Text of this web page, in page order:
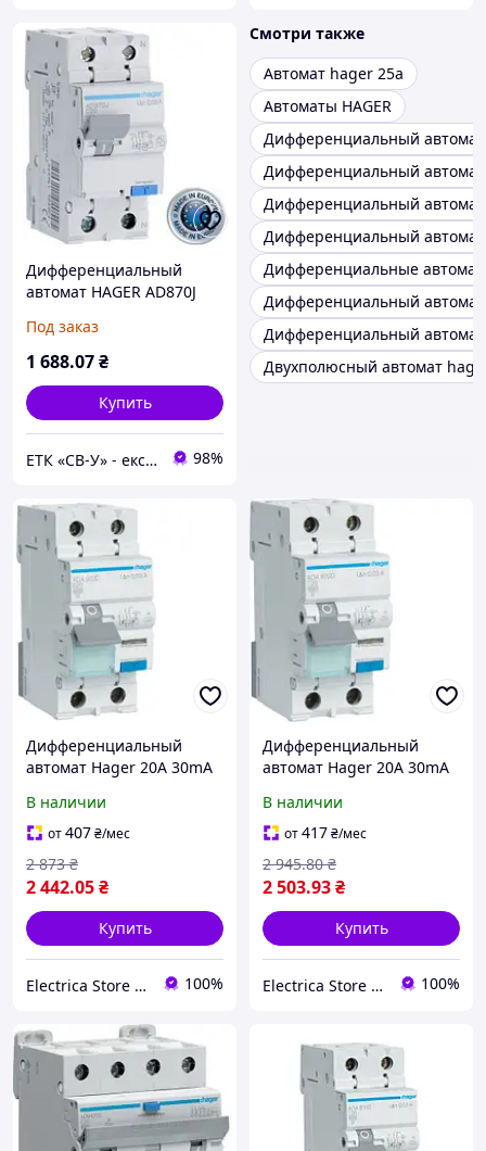
Дифференциальный
автомат HAGER AD870J
Под заказ
1 688.07₴
Купить
ЕТК «СВ-У» - ексклюзивний представник ТМ "MARSHEL" в Україні 98%
Смотри также
Автомат hager 25a
Автоматы HAGER
Дифференциальный
Дифференциальный
Дифференциальный
Дифференциальный
Дифференциальные
Дифференциальный
Дифференциальный
Двухполюсный автомат
Дифференциальный
автомат Hager 20A 30mA
В наличии
от407₴/мес
2 442.05₴
2 873 ₴
Купить
Electrica Store - интернет магазин электротехники 100%
Дифференциальный
автомат Hager 20A 30mA
В наличии
от417₴/мес
2 503.93₴
2 945.80 ₴
Купить
Electrica Store - интернет магазин электротехники 100%